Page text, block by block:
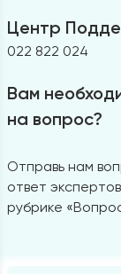
Центр
022 822 024
Вам
на вопрос?
Отправь нам
ответ
рубрике